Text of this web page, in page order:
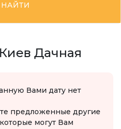
НАЙТИ
Дачная
Вами дату нет
предложенные другие
могут Вам